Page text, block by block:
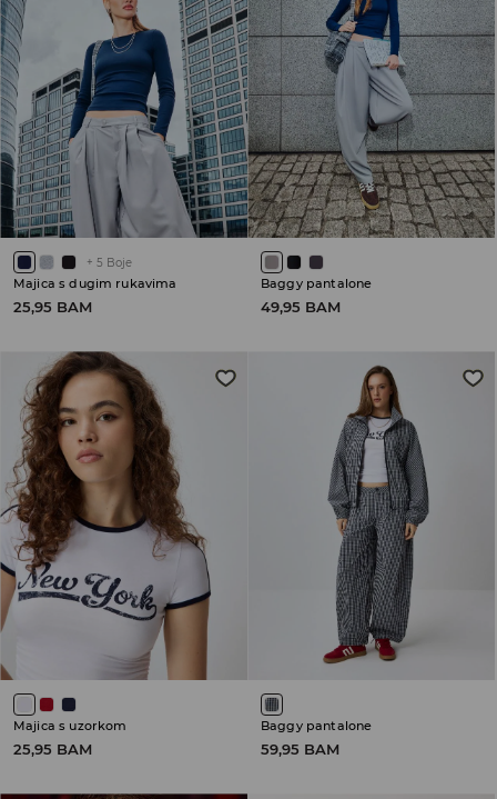
+ 5 Boje
Majica s dugim rukavima
25,95 BAM
Baggy pantalone
49,95 BAM
Majica s uzorkom
25,95 BAM
Baggy pantalone
59,95 BAM